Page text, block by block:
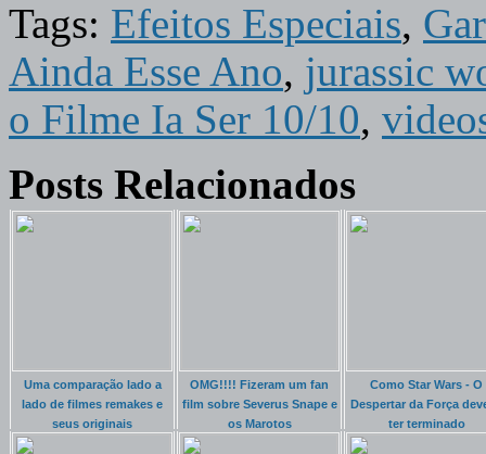
Tags: Efeitos Especiais,
Ainda Esse Ano, jurassic
o Filme Ia Ser 10/10,
Posts Relacionados
Uma comparação lado a
lado de filmes remakes e
seus originais
OMG!!!! Fizeram um fan
film sobre Severus Snape e
os Marotos
Como Star Wars - O
Despertar da Força
ter terminado